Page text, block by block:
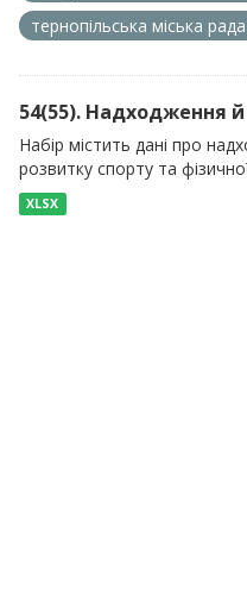
тернопільська міська рада
54(55). Надходження й
Набір містить дані про
розвитку спорту та
XLSX